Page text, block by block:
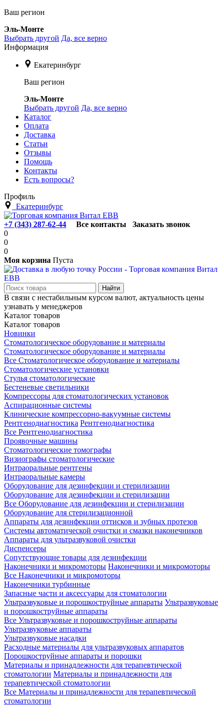
Ваш регион
Эль-Монте
Выбрать другой Да, все верно
Информация
Екатеринбург
Ваш регион
Эль-Монте
Выбрать другой Да, все верно
Каталог
Оплата
Доставка
Статьи
Отзывы
Помощь
Контакты
Есть вопросы?
Профиль
Екатеринбург
+7 (343) 287-62-44 Все контакты
Заказать звонок
0
0
0
Моя корзина Пуста
В связи с нестабильным курсом валют, актуальность цены
узнавать у менеджеров
Каталог товаров
Каталог товаров
Новинки
Стоматологическое оборудование и материалы
Стоматологическое оборудование и материалы
Все Стоматологическое оборудование и материалы
Стоматологические установки
Стулья стоматологические
Бестеневые светильники
Компрессоры для стоматологических установок
Аспирационные системы
Клинические компрессорно-вакуумные системы
Рентгенодиагностика Рентгенодиагностика
Все Рентгенодиагностика
Проявочные машины
Стоматологические томографы
Визиографы стоматологические
Интраоральные рентгены
Интраоральные камеры
Оборудование для дезинфекции и стерилизации
Оборудование для дезинфекции и стерилизации
Все Оборудование для дезинфекции и стерилизации
Оборудование для стерилизационной
Аппараты для дезинфекции оттисков и зубных протезов
Системы автоматической очистки и смазки наконечников
Аппараты для ультразвуковой очистки
Диспенсеры
Сопутствующие товары для дезинфекции
Наконечники и микромоторы Наконечники и микромоторы
Все Наконечники и микромоторы
Наконечники турбинные
Запасные части и аксессуары для стоматологии
Ультразвуковые и порошкоструйные аппараты Ультразвуковые
и порошкоструйные аппараты
Все Ультразвуковые и порошкоструйные аппараты
Ультразвуковые аппараты
Ультразвуковые насадки
Расходные материалы для ультразвуковых аппаратов
Порошкоструйные аппараты и порошки
Материалы и принадлежности для терапевтической
стоматологии Материалы и принадлежности для
терапевтической стоматологии
Все Материалы и принадлежности для терапевтической
стоматологии